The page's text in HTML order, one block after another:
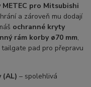
pro Mitsubishi
a zároveň mu dodají
ochranné kryty
rám korby ø70 mm,
pad pro přepravu
(AL) – spolehlivá